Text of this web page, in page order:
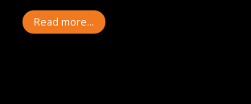
Read more...